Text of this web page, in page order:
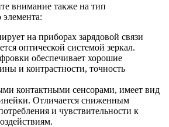
внимание также на тип
элемента:
на приборах зарядовой связи
оптической системой зеркал.
обеспечивает хорошие
и контрастности, точность
контактными сенсорами, имеет вид
Отличается сниженным
и чувствительности к